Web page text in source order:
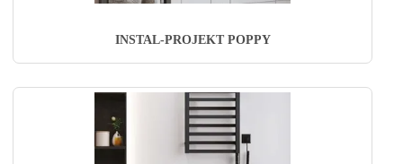
INSTAL-PROJEKT POPPY